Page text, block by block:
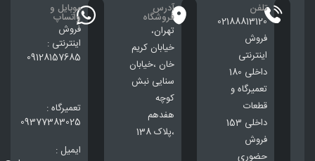
تلفن
02188813120
فروش
اینترنتی
داخلی 180
تعمیرگاه و
قطعات
داخلی 153
فروش
حضوری
آدرس
فروشگاه
تهران،
خيابان كريم
خان ،خيابان
سنایی نبش
کوچه
هفدهم
،پلاک 138
موبایل و
واتساپ
فروش
اینترنتی :
09128157685
تعمیرگاه :
09377383025
ایمیل :